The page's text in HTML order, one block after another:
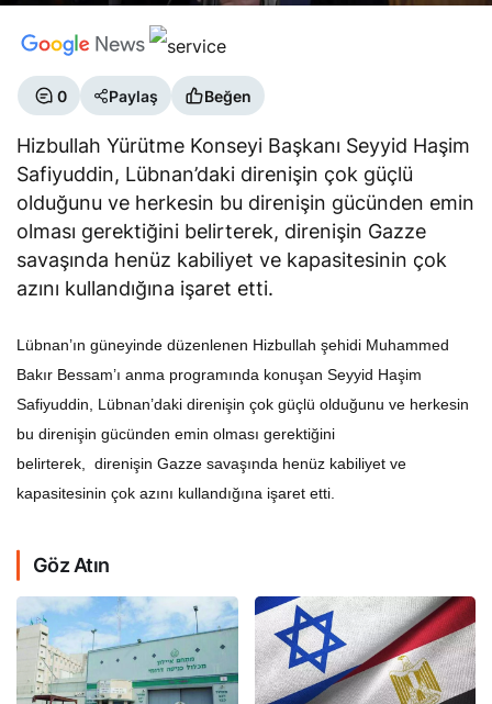
0 Paylaş Beğen
Hizbullah Yürütme Konseyi Başkanı Seyyid Haşim
Safiyuddin, Lübnan’daki direnişin çok güçlü
olduğunu ve herkesin bu direnişin gücünden emin
olması gerektiğini belirterek, direnişin Gazze
savaşında henüz kabiliyet ve kapasitesinin çok
azını kullandığına işaret etti.
Lübnan’ın güneyinde düzenlenen Hizbullah şehidi Muhammed
Bakır Bessam’ı anma programında konuşan Seyyid Haşim
Safiyuddin, Lübnan’daki direnişin çok güçlü olduğunu ve herkesin
bu direnişin gücünden emin olması gerektiğini
belirterek, direnişin Gazze savaşında henüz kabiliyet ve
kapasitesinin çok azını kullandığına işaret etti.
Göz Atın